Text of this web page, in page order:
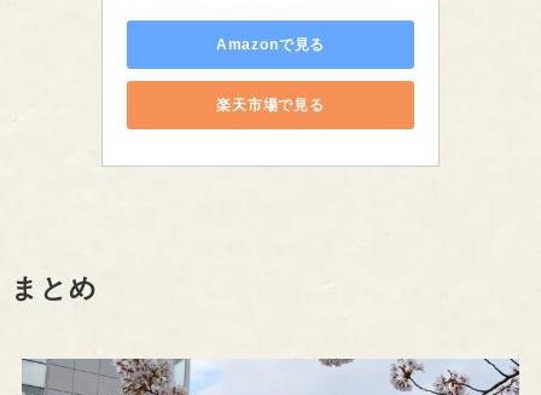
Amazonで見る
楽天市場で見る
まとめ